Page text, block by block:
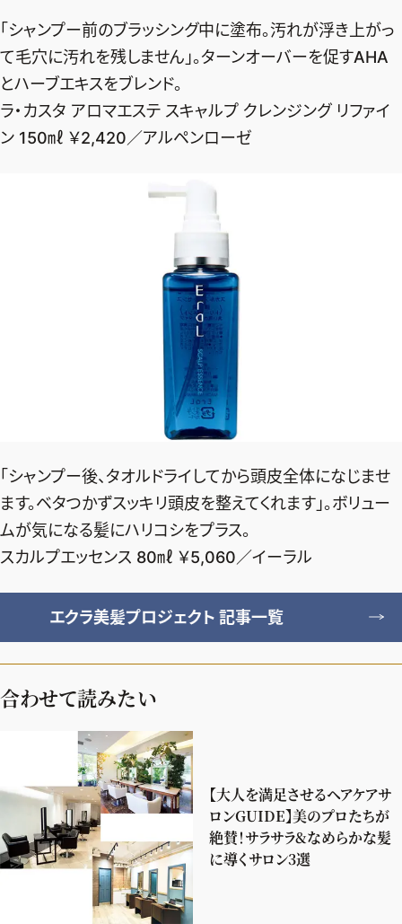
「シャンプー前のブラッシング中に塗布。汚れが浮き上がっ
て毛穴に汚れを残しません」。ターンオーバーを促すAHA
とハーブエキスをブレンド。
ラ・カスタ アロマエステ スキャルプ クレンジング リファイ
ン 150㎖ ￥2,420／アルペンローゼ
「シャンプー後、タオルドライしてから頭皮全体になじませ
ます。ベタつかずスッキリ頭皮を整えてくれます」。ボリュー
ムが気になる髪にハリコシをプラス。
スカルプエッセンス 80㎖ ￥5,060／イーラル
エクラ美髪プロジェクト 記事一覧
合わせて読みたい
【大人を満足させるヘアケアサ
ロンGUIDE】美のプロたちが
絶賛！サラサラ&なめらかな髪
に導くサロン3選